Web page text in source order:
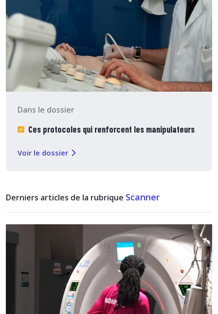
Dans le dossier
Ces protocoles qui renforcent les manipulateurs
Voir le dossier
Derniers articles de la rubrique Scanner